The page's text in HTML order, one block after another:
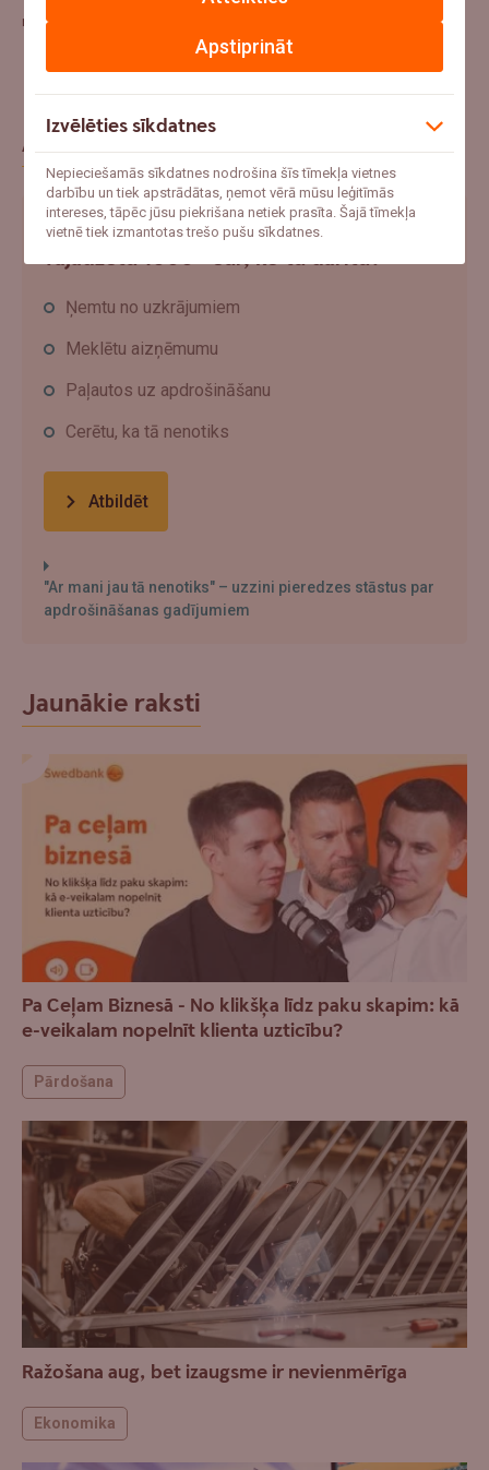
miljoniem eiro gadā.
Aptauja
Ja šovasar notiktu negadījums un pēkšņi
vajadzētu 1000+ eur, ko tu darītu?
Ņemtu no uzkrājumiem
Meklētu aizņēmumu
Paļautos uz apdrošināšanu
Cerētu, ka tā nenotiks
Atbildēt
"Ar mani jau tā nenotiks" – uzzini pieredzes stāstus par
apdrošināšanas gadījumiem
Jaunākie raksti
Pa Ceļam Biznesā - No klikšķa līdz paku skapim: kā
e-veikalam nopelnīt klienta uzticību?
Pārdošana
Ražošana aug, bet izaugsme ir nevienmērīga
Ekonomika
Apstiprināt
Izvēlēties sīkdatnes
Nepieciešamās sīkdatnes nodrošina šīs tīmekļa vietnes
darbību un tiek apstrādātas, ņemot vērā mūsu leģitīmās
intereses, tāpēc jūsu piekrišana netiek prasīta. Šajā tīmekļa
vietnē tiek izmantotas trešo pušu sīkdatnes.